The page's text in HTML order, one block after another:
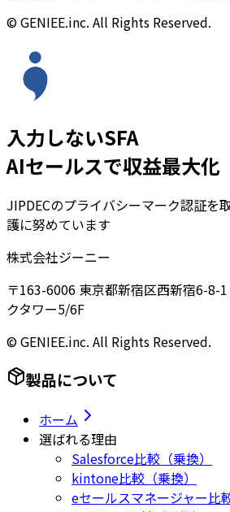
© GENIEE.inc. All Rights Reserved.
入力しないSFA
AIセールスで収益最大化
JIPDECのプライバシーマーク認証を
護に努めています
株式会社ジーニー
〒163-6006 東京都新宿区西新宿6-8-
クタワー5/6F
© GENIEE.inc. All Rights Reserved.
製品について
ホーム
選ばれる理由
Salesforce比較（乗換）
kintone比較（乗換）
eセールスマネージャー比